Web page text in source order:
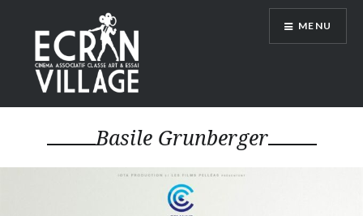
contenu
principal
ÉCRAN VILLAGE
MENU
Basile Grunberger